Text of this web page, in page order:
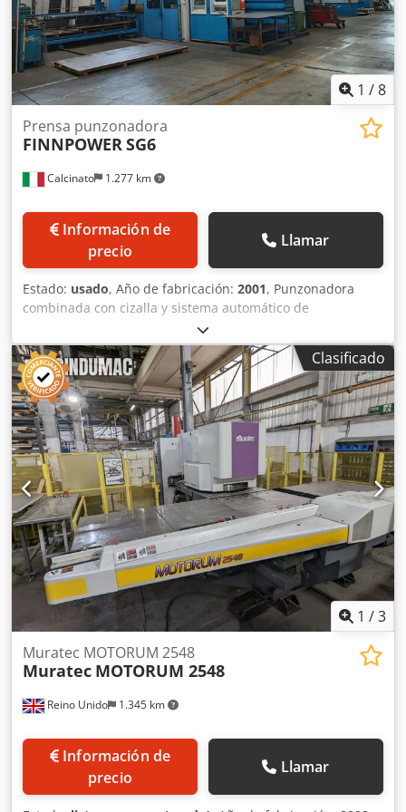
1 /8
Calcinato 1.277 km
Prensa punzonadora
FINNPOWERSG6
Información de
precio
Llamar
Estado: usado, Año de fabricación: 2001, Punzonadora
combinada con cizalla y sistema automático de
carga/descarga – FINN-POWER SG + TRS6FB _____ Marca:
FINN-POWER Modelo: SG + TRS6FB Año de fabricación:
2001 Peso de la máquina: 22.000 kg Djdpfx Asw Iflmokcjck
Fuerza de punzonado: 300 kN Fuerza de cizallado: 250 kN
Presión máxima de trabajo: 300 bar Descripción: Máquina
combinada CNC punzonadora + cizalla angular, equipada
con: • sistema automático de carga con almacén de chapa •
torreta giratoria CNC • cizalla angular integrada • cintas
transportadoras para descarga • cabina insonorizada y
protecciones • CNC dedicado Finn-Power Actualmente la
máquina está instalada y es visible previa cita.
Condiciones: • Disponibilidad inmediata 📍 Ubicación: Italia
_____
Clasificado
1 /3
Reino Unido 1.345 km
Muratec MOTORUM 2548
Muratec MOTORUM 2548
Información de
precio
Llamar